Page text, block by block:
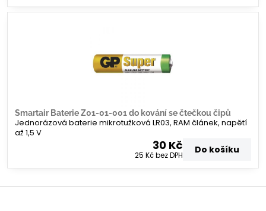
Smartair Baterie Z01-01-001 do kování se čtečkou čipů
Jednorázová baterie mikrotužková LR03, RAM článek, napětí
až 1,5 V
30 Kč
25 Kčbez DPH Do košíku